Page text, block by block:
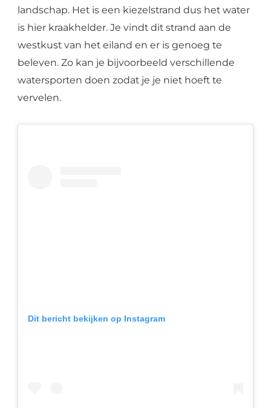
landschap. Het is een kiezelstrand dus het water
is hier kraakhelder. Je vindt dit strand aan de
westkust van het eiland en er is genoeg te
beleven. Zo kan je bijvoorbeeld verschillende
watersporten doen zodat je je niet hoeft te
vervelen.
Dit bericht bekijken op Instagram